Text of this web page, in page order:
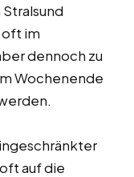
im
dennoch zu
Wochenende
auf die